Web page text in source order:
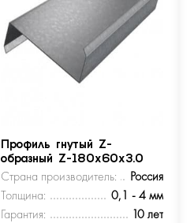
Профиль гнутый Z-
образный Z-180х60х3.0
Страна производитель:
Россия
Толщина:
0,1 - 4 мм
Гарантия:
10 лет